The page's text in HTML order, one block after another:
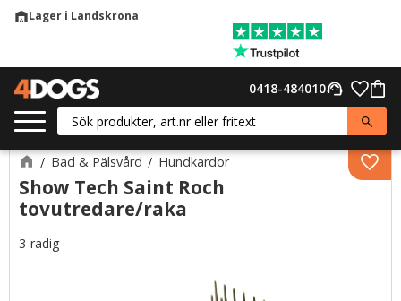
warehouseLager i Landskrona
support_agent
0418-484010
Bad & Pälsvård Hundkardor
Show Tech Saint Roch
tovutredare/raka
3-radig